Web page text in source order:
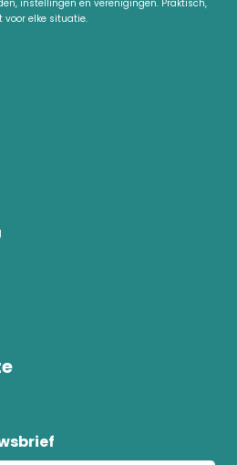
instellingen en verenigingen. Praktisch,
elke situatie.